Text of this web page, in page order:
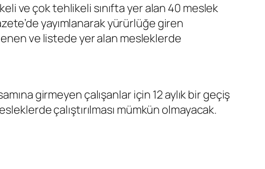
ve çok tehlikeli sınıfta yer alan 40 meslek
yayımlanarak yürürlüğe giren
ve listede yer alan mesleklerde
girmeyen çalışanlar için 12 aylık bir geçiş
çalıştırılması mümkün olmayacak.